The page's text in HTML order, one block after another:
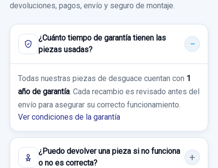
Garantía 1 año
13,21 €
Sin IVA, gastos de envío no incluidos.
PRETENSOR AIRBAG IZQUIERDO 5P usado.
OPEL CORSA C CLUB
Garantía 1 año
25,00 €
Sin IVA, gastos de envío no incluidos.
Consultar por whatsapp
CAUDALIMETRO 0280218031
CAUDALIMETRO 0280218031 usado.
OPEL CORSA C CLUB
Garantía 1 año
Ref: 529631 OEM:0280218031
devoluciones, pagos, envío y seguro de montaje.
¿Cuánto tiempo de garantía tienen las
piezas usadas?
Todas nuestras piezas de desguace cuentan con 1
año de garantía . Cada recambio es revisado antes del
envío para asegurar su correcto funcionamiento.
Ver condiciones de la garantía
¿Puedo devolver una pieza si no funciona
o no es correcta?